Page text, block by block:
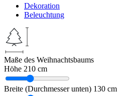
Dekoration
Beleuchtung
Maße des Weihnachtsbaums
Höhe 210 cm
Breite (Durchmesser unten) 130 cm